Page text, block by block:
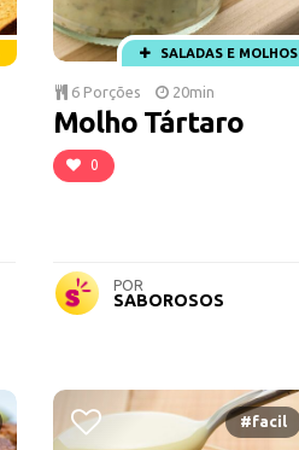
SALADAS E MOLHOS
6 Porções 20min
Molho Tártaro
0
POR
SABOROSOS
#facil